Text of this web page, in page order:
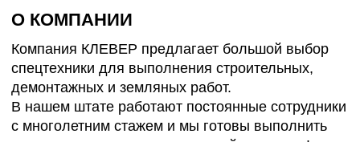
— затем переработаем строительный мусор в
бой бетона, бой кирпича, переработаем
— после всего вывезем строительный мусор с
вашего участка, вывезем древесные отходы
— и, наконец, расчистим участок, выровняем его
и вы сможете начать строительство!
Будем рады сотрудничеству с Вами!